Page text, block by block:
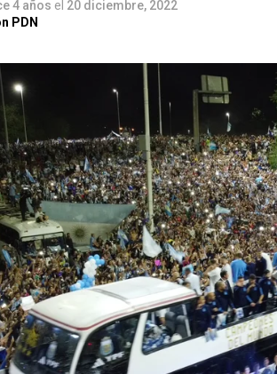
4 años el 20 diciembre, 2022
PDN